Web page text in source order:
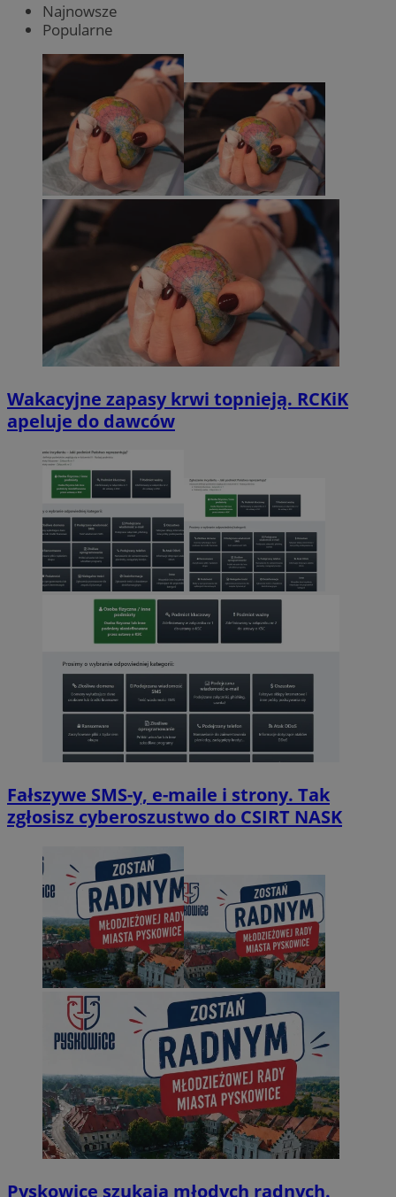
Najnowsze
Popularne
Wakacyjne zapasy krwi topnieją. RCKiK
apeluje do dawców
Fałszywe SMS-y, e-maile i strony. Tak
zgłosisz cyberoszustwo do CSIRT NASK
Pyskowice szukają młodych radnych.